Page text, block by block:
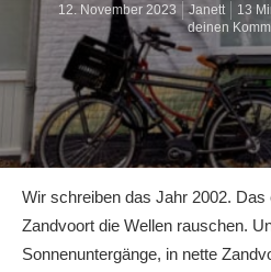
12. November 2023 Janett 13
deinen
Wir schreiben das Jahr 2002.
Zandvoort die Wellen rauschen.
Sonnenuntergänge, in nette